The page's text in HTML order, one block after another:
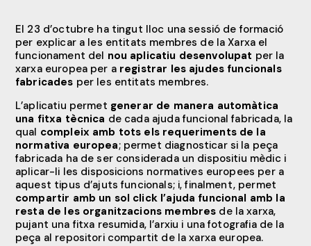
El 23 d’octubre ha tingut lloc una sessió de formació
per explicar a les entitats membres de la Xarxa el
funcionament del nou aplicatiu desenvolupat per la
xarxa europea per a registrar les ajudes funcionals
fabricades per les entitats membres.
L’aplicatiu permet generar de manera automàtica
una fitxa tècnica de cada ajuda funcional fabricada, la
qual compleix amb tots els requeriments de la
normativa europea; permet diagnosticar si la peça
fabricada ha de ser considerada un dispositiu mèdic i
aplicar-li les disposicions normatives europees per a
aquest tipus d’ajuts funcionals; i, finalment, permet
compartir amb un sol click l’ajuda funcional amb la
resta de les organitzacions membres de la xarxa,
pujant una fitxa resumida, l’arxiu i una fotografia de la
peça al repositori compartit de la xarxa europea.